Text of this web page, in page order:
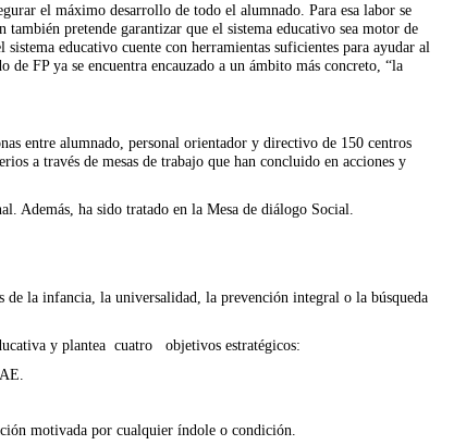
el máximo desarrollo de todo el alumnado. Para esa labor se
pretende garantizar que el sistema educativo sea motor de
educativo cuente con herramientas suficientes para ayudar al
FP ya se encuentra encauzado a un ámbito más concreto, “la
entre alumnado, personal orientador y directivo de 150 centros
a través de mesas de trabajo que han concluido en acciones y
Además, ha sido tratado en la Mesa de diálogo Social.
de la infancia, la universalidad, la prevención integral o la búsqueda
y plantea cuatro objetivos estratégicos:
motivada por cualquier índole o condición.